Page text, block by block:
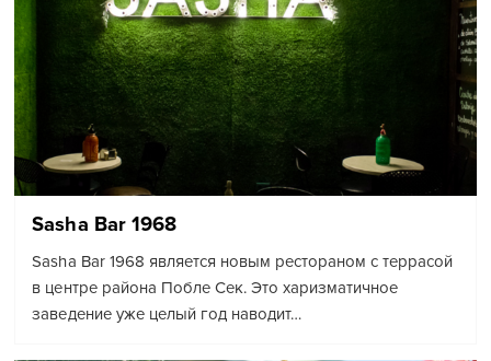
Sasha Bar 1968
Sasha Bar 1968 является новым рестораном с террасой
в центре района Побле Сек. Это харизматичное
заведение уже целый год наводит…